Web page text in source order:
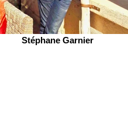
Stéphane Garnier